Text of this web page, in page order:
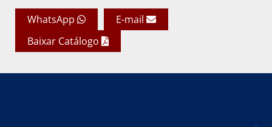
WhatsApp
E-mail
Baixar Catálogo